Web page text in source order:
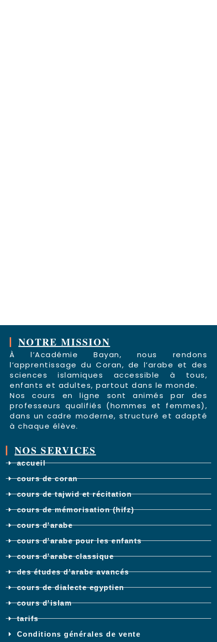
NOTRE MISSION
À l’Académie Bayan, nous rendons
l’apprentissage du Coran, de l’arabe et des
sciences islamiques accessible à tous,
enfants et adultes, partout dans le monde.
Nos cours en ligne sont animés par des
professeurs qualifiés (hommes et femmes),
dans un cadre moderne, structuré et adapté
à chaque élève.
NOS SERVICES
accueil
cours de coran
cours de tajwid et récitation
cours de mémorisation (hifz)
cours d'arabe
cours d'arabe pour les enfants
cours d'arabe classique
des études d'arabe avancés
cours de dialecte egyptien
cours d'islam
tarifs
Conditions générales de vente